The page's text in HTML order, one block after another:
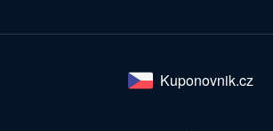
Kuponovnik.cz